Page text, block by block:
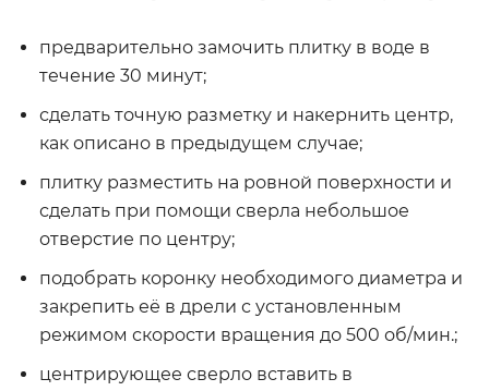
предварительно замочить плитку в воде в
течение 30 минут;
сделать точную разметку и накернить центр,
как описано в предыдущем случае;
плитку разместить на ровной поверхности и
сделать при помощи сверла небольшое
отверстие по центру;
подобрать коронку необходимого диаметра и
закрепить её в дрели с установленным
режимом скорости вращения до 500 об/мин.;
центрирующее сверло вставить в